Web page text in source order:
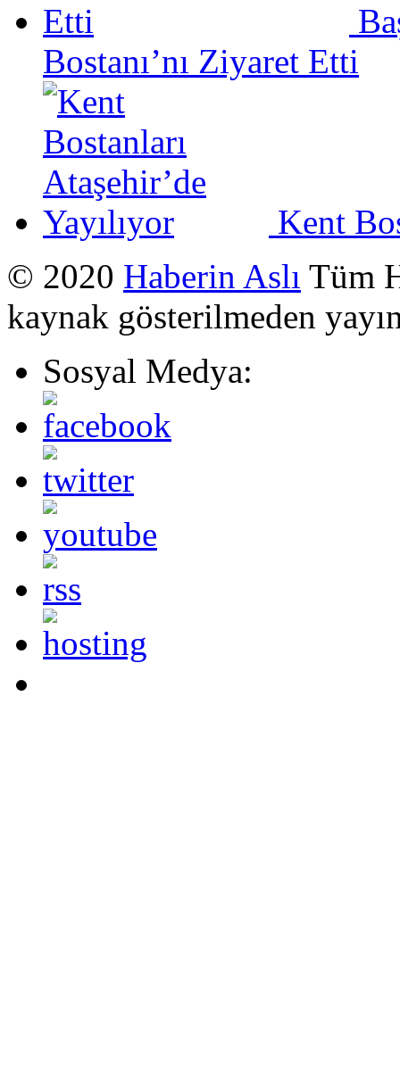
Bostanı’nı Ziyaret Etti
Kent
© 2020 Haberin Aslı Tüm
kaynak gösterilmeden
Sosyal Medya: